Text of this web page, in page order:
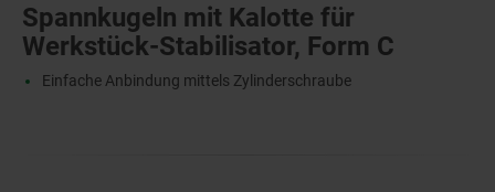
Spannkugeln mit Kalotte für
Werkstück-Stabilisator, Form C
Einfache Anbindung mittels Zylinderschraube